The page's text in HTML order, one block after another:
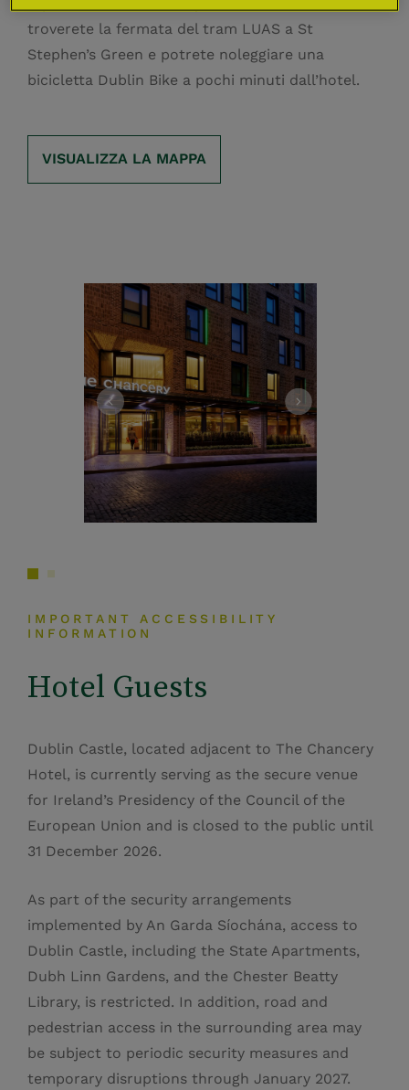
troverete la fermata del tram LUAS a St
Stephen’s Green e potrete noleggiare una
bicicletta Dublin Bike a pochi minuti dall’hotel.
VISUALIZZA LA MAPPA
IMPORTANT ACCESSIBILITY
INFORMATION
Hotel Guests
Dublin Castle, located adjacent to The Chancery
Hotel, is currently serving as the secure venue
for Ireland’s Presidency of the Council of the
European Union and is closed to the public until
31 December 2026.
As part of the security arrangements
implemented by An Garda Síochána, access to
Dublin Castle, including the State Apartments,
Dubh Linn Gardens, and the Chester Beatty
Library, is restricted. In addition, road and
pedestrian access in the surrounding area may
be subject to periodic security measures and
temporary disruptions through January 2027.